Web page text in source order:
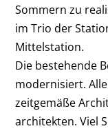
Sommern zu
im Trio der
Mittelstation.
Die bestehende
modernisiert.
zeitgemäße
architekten. Viel